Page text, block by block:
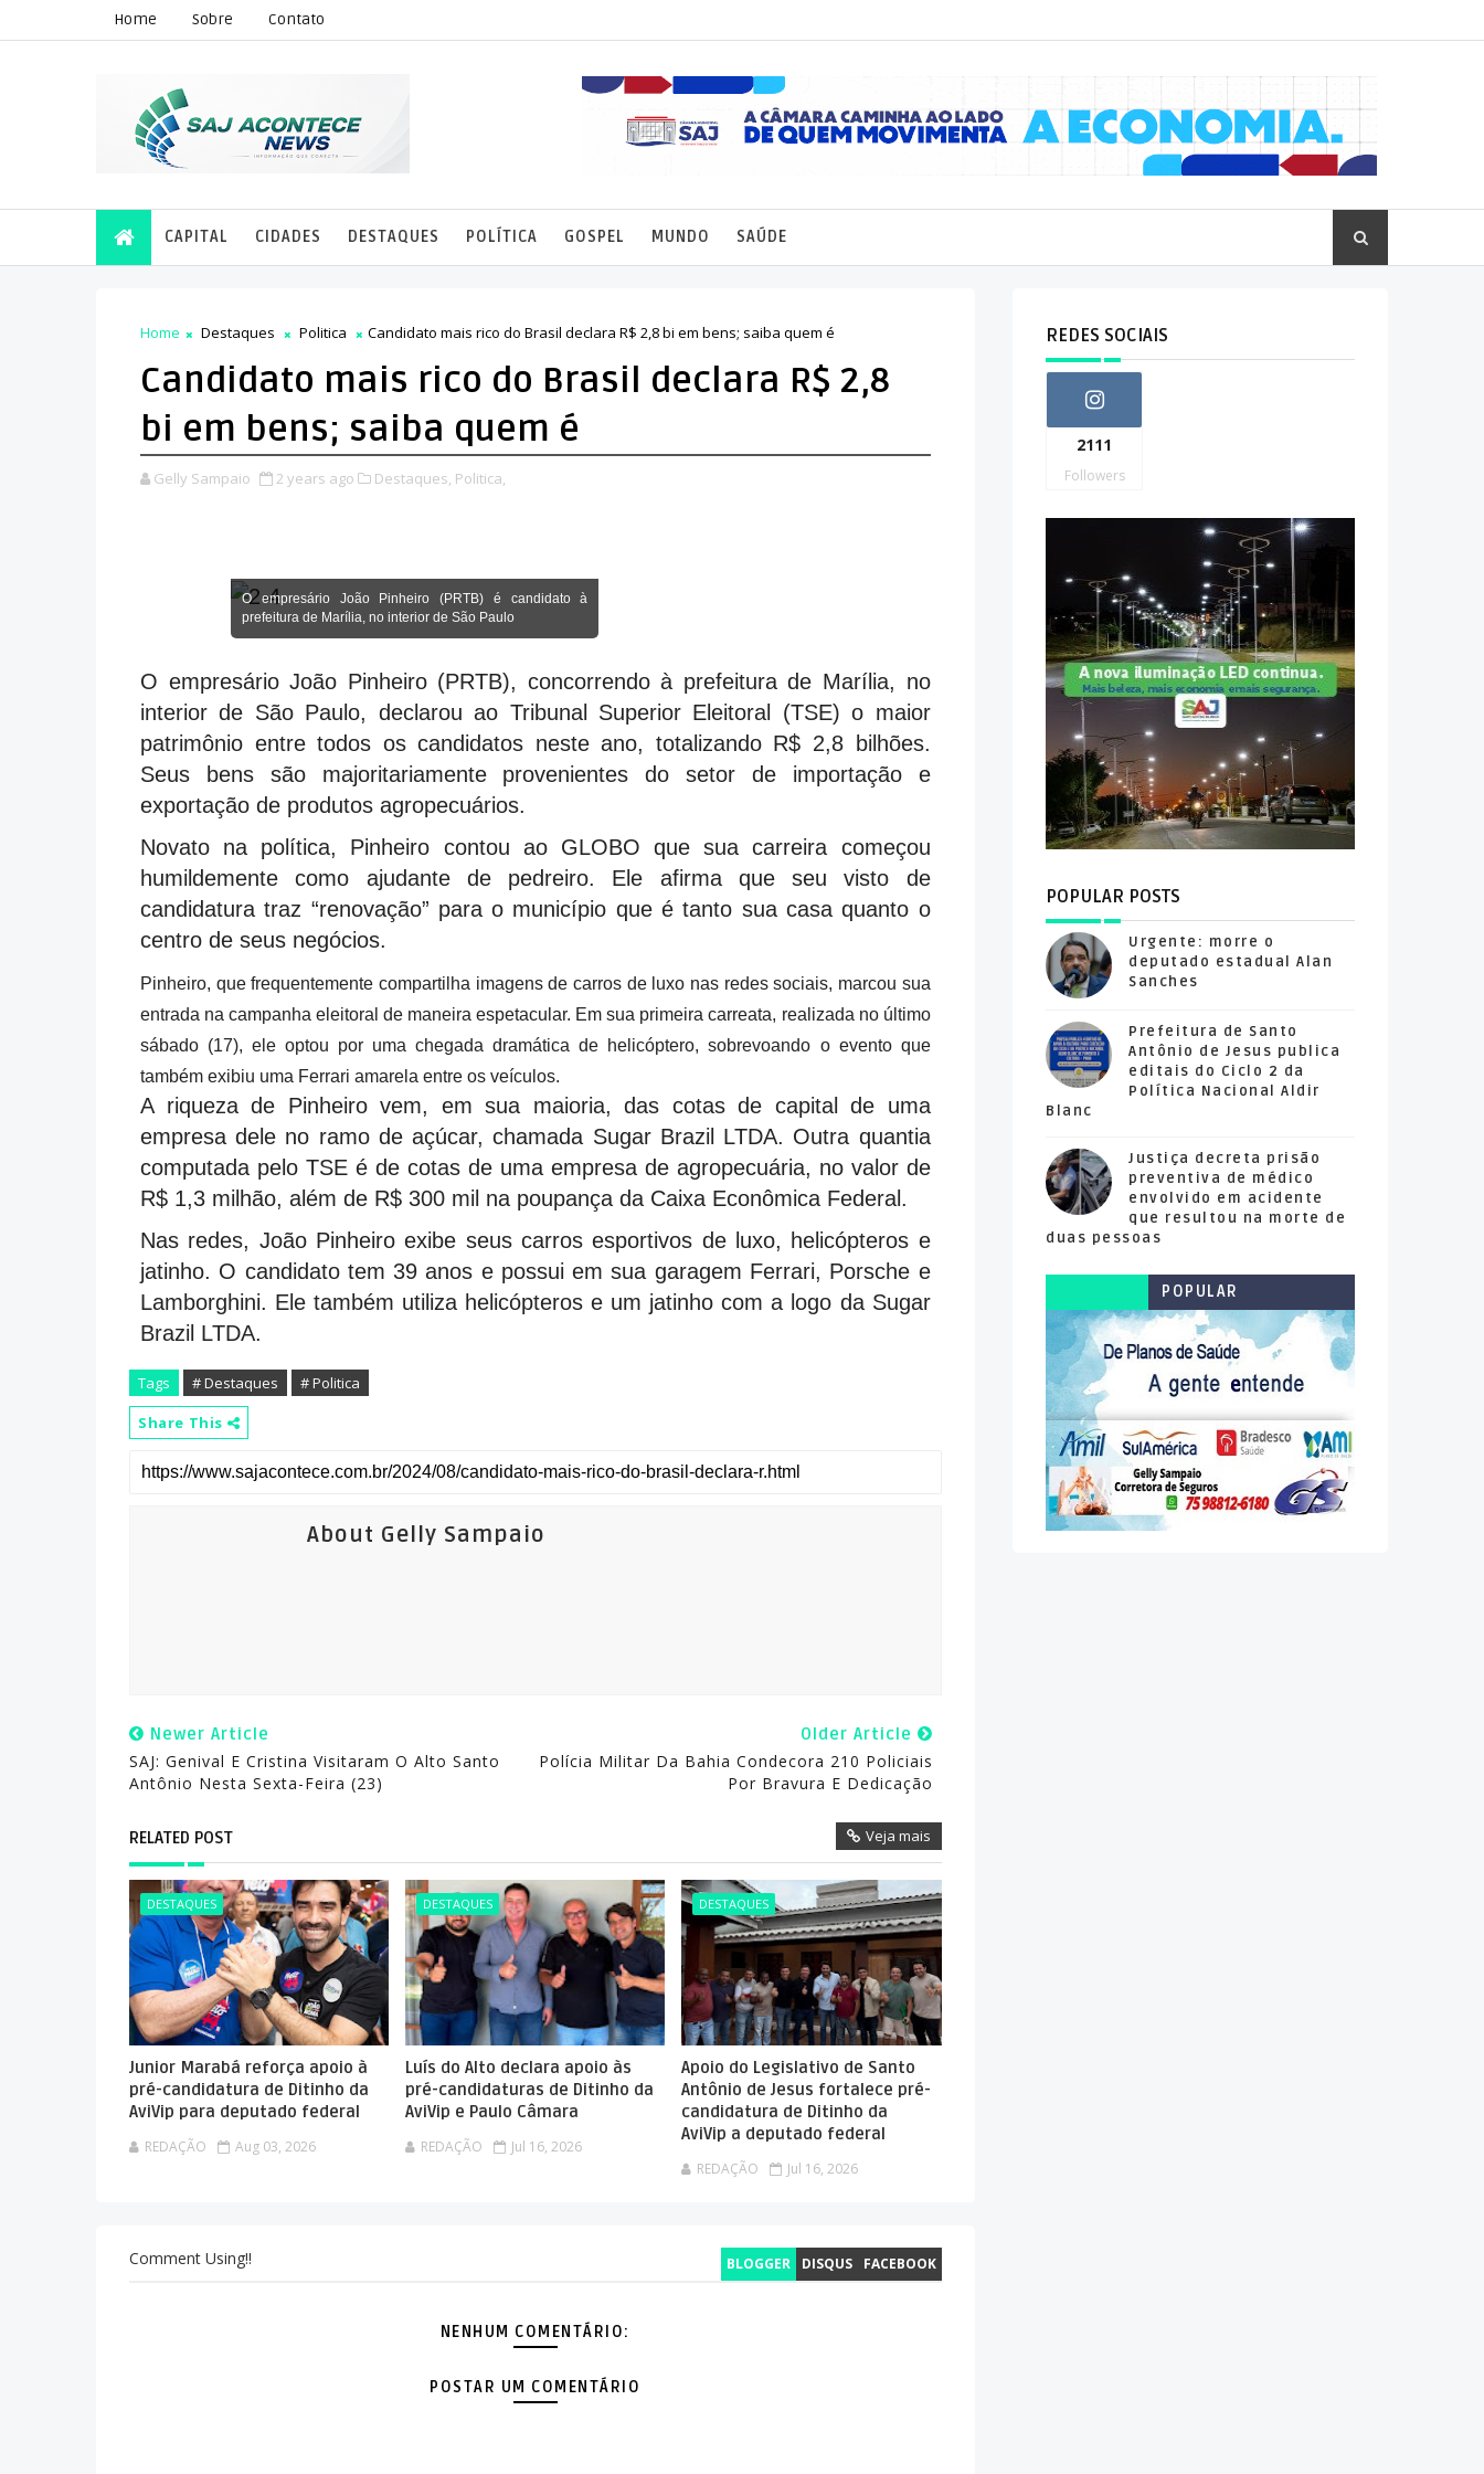
Home Sobre Contato
CAPITAL CIDADES DESTAQUES POLÍTICA GOSPEL MUNDO SAÚDE
Home Destaques Politica Candidato mais rico do Brasil declara R$ 2,8 bi em bens; saiba quem é
Candidato mais rico do Brasil declara R$ 2,8
bi em bens; saiba quem é
Gelly Sampaio 2 years ago Destaques, Politica,
O empresário João Pinheiro (PRTB) é candidato à
prefeitura de Marília, no interior de São Paulo
O empresário João Pinheiro (PRTB), concorrendo à prefeitura de Marília, no
interior de São Paulo, declarou ao Tribunal Superior Eleitoral (TSE) o maior
patrimônio entre todos os candidatos neste ano, totalizando R$ 2,8 bilhões.
Seus bens são majoritariamente provenientes do setor de importação e
exportação de produtos agropecuários.
Novato na política, Pinheiro contou ao GLOBO que sua carreira começou
humildemente como ajudante de pedreiro. Ele afirma que seu visto de
candidatura traz “renovação” para o município que é tanto sua casa quanto o
centro de seus negócios.
Pinheiro, que frequentemente compartilha imagens de carros de luxo nas redes sociais, marcou sua
entrada na campanha eleitoral de maneira espetacular. Em sua primeira carreata, realizada no último
sábado (17), ele optou por uma chegada dramática de helicóptero, sobrevoando o evento que
também exibiu uma Ferrari amarela entre os veículos.
A riqueza de Pinheiro vem, em sua maioria, das cotas de capital de uma
empresa dele no ramo de açúcar, chamada Sugar Brazil LTDA. Outra quantia
computada pelo TSE é de cotas de uma empresa de agropecuária, no valor de
R$ 1,3 milhão, além de R$ 300 mil na poupança da Caixa Econômica Federal.
Nas redes, João Pinheiro exibe seus carros esportivos de luxo, helicópteros e
jatinho. O candidato tem 39 anos e possui em sua garagem Ferrari, Porsche e
Lamborghini. Ele também utiliza helicópteros e um jatinho com a logo da Sugar
Brazil LTDA.
Tags # Destaques
# Politica
Share This
About Gelly Sampaio
Newer Article
SAJ: Genival E Cristina Visitaram O Alto Santo
Antônio Nesta Sexta-Feira (23)
Older Article
Polícia Militar Da Bahia Condecora 210 Policiais
Por Bravura E Dedicação
RELATED POST Veja mais
DESTAQUES
Junior Marabá reforça apoio à
pré-candidatura de Ditinho da
AviVip para deputado federal
REDAÇÃO Aug 03, 2026
DESTAQUES
Luís do Alto declara apoio às
pré-candidaturas de Ditinho da
AviVip e Paulo Câmara
REDAÇÃO Jul 16, 2026
DESTAQUES
Apoio do Legislativo de Santo
Antônio de Jesus fortalece pré-
candidatura de Ditinho da
AviVip a deputado federal
REDAÇÃO Jul 16, 2026
BLOGGER DISQUS FACEBOOK
Comment Using!!
NENHUM COMENTÁRIO:
POSTAR UM COMENTÁRIO
REDES SOCIAIS
2111
Followers
POPULAR POSTS
Urgente: morre o
deputado estadual Alan
Sanches
Prefeitura de Santo
Antônio de Jesus publica
editais do Ciclo 2 da
Política Nacional Aldir
Blanc
Justiça decreta prisão
preventiva de médico
envolvido em acidente
que resultou na morte de
duas pessoas
POPULAR